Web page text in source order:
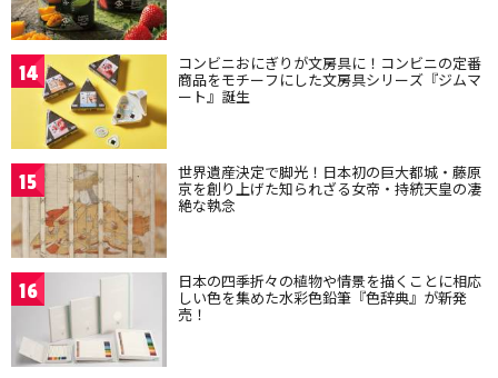
14 コンビニおにぎりが文房具に！コンビニの定番
商品をモチーフにした文房具シリーズ『ジムマ
ート』誕生
15 世界遺産決定で脚光！日本初の巨大都城・藤原
京を創り上げた知られざる女帝・持統天皇の凄
絶な執念
16 日本の四季折々の植物や情景を描くことに相応
しい色を集めた水彩色鉛筆『色辞典』が新発
売！